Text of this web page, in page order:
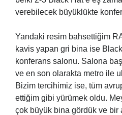
verebilecek büyüklükte
Yandaki resim bahsettiğim
kavis yapan gri bina ise
konferans salonu. Salona
ve en son olarakta metro ile
Bizim tercihimiz ise, tüm
ettiğim gibi yürümek oldu.
çok büyük bina gördük ve bir